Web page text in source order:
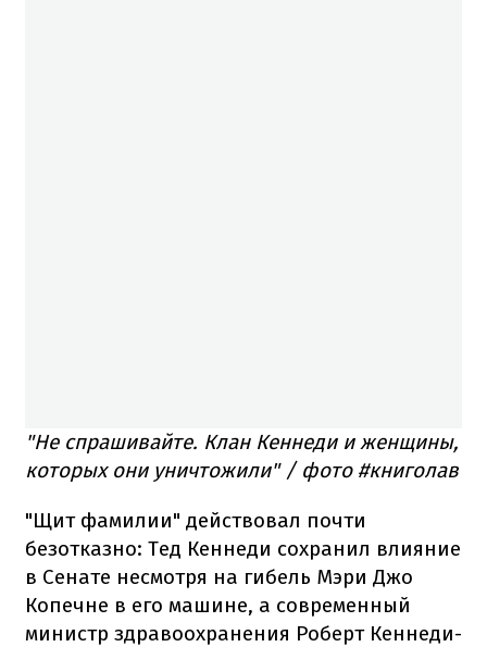
"Не спрашивайте. Клан Кеннеди и женщины,
которых они уничтожили" / фото #книголав
"Щит фамилии" действовал почти
безотказно: Тед Кеннеди сохранил влияние
в Сенате несмотря на гибель Мэри Джо
Копечне в его машине, а современный
министр здравоохранения Роберт Кеннеди-